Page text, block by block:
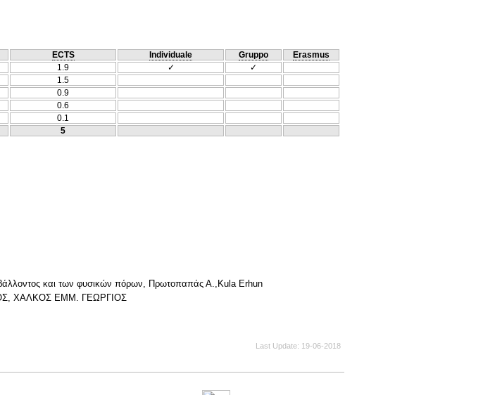
ECTS Individuale Gruppo
Erasmus
1.9 ✓
✓
1.5
0.9
0.6
0.1
5
και των φυσικών πόρων, Πρωτοπαπάς Α.,Kula Erhun
ΧΑΛΚΟΣ ΕΜΜ. ΓΕΩΡΓΙΟΣ
Last Update 19-06-2018